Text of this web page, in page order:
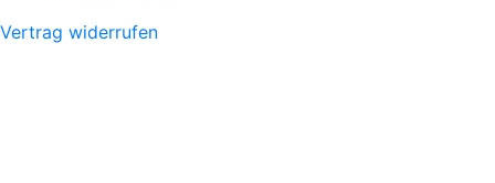
Vertrag widerrufen